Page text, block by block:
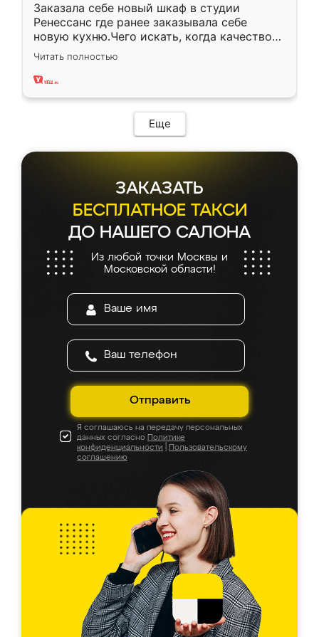
Заказала себе новый шкаф в студии
Ренессанс где ранее заказывала себе
новую кухню.Чего искать, когда качеством
вполне довольна. Служит кухня уже почти
два года, нареканий нет.
Читать полностью
Еще
ЗАКАЗАТЬ
БЕСПЛАТНОЕ ТАКСИ
ДО НАШЕГО САЛОНА
Из любой точки Москвы и
Московской области!
Отправить
Я соглашаюсь на передачу персональных
данных согласно Политике
конфиденциальности
Пользовательскому
соглашению